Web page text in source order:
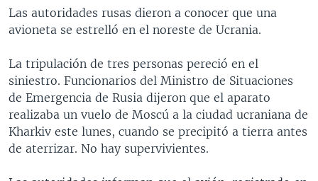
Salte
principal
Salte
búsqueda
HAITÍ
VOTO DIVIDIDO
VOA VERIFICA UCRANIA/RUSIA
VOA VERIFICA AMÉRICA LATINA
AMÉRICA LATINA
BOLIVIA
COLOMBIA
CHILE
CENTROAMÉRICA
COSTA RICA
EL SALVADOR
GUATEMALA
OTRAS SECCIONES
INMIGRACIÓN
LIBERTAD DE PRENSA
ESPECIALES DE LA VOA
LIBERTAD DE PRENSA
Las autoridades rusas dieron a conocer que una
avioneta se estrelló en el noreste de Ucrania.
La tripulación de tres personas pereció en el
siniestro. Funcionarios del Ministro de Situaciones
de Emergencia de Rusia dijeron que el aparato
realizaba un vuelo de Moscú a la ciudad ucraniana de
Kharkiv este lunes, cuando se precipitó a tierra antes
de aterrizar. No hay supervivientes.